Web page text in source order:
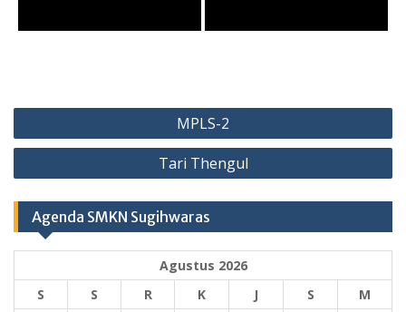
Navigasi
pos
MPLS-2
Tari Thengul
Agenda SMKN Sugihwaras
Agustus 2026
S
S R K J S
M